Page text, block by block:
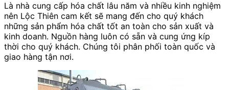
Là nhà cung cấp hóa chất lâu năm và nhiều kinh nghiệm
nên Lộc Thiên cam kết sẽ mang đến cho quý khách
những sản phẩm hóa chất tốt an toàn cho sản xuất và
kinh doanh. Nguồn hàng luôn có sẵn và cung ứng kíp
thời cho quý khách. Chúng tôi phân phối toàn quốc và
giao hàng tận nơi.